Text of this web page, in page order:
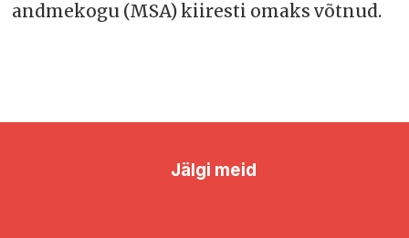
andmekogu (MSA) kiiresti omaks võtnud.
Jälgi meid